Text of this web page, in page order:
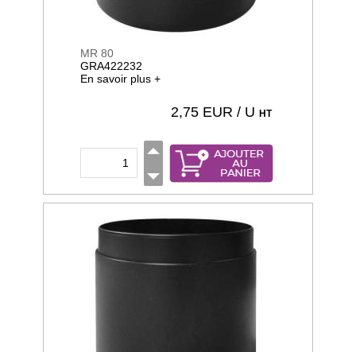
MR 80
GRA422232
En savoir plus +
2,75 EUR / U HT